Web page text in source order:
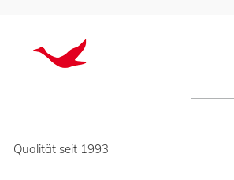
Qualität seit 1993